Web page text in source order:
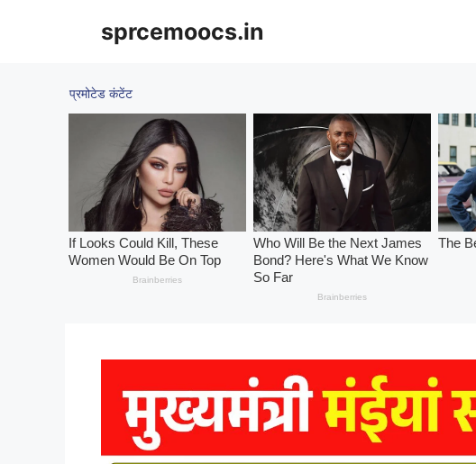
sprcemoocs.in